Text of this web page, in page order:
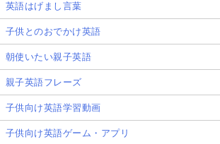
英語はげまし言葉
子供とのおでかけ英語
朝使いたい親子英語
親子英語フレーズ
子供向け英語学習動画
子供向け英語ゲーム・アプリ